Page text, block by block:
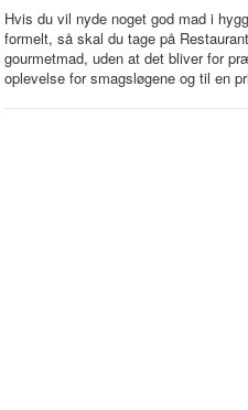
Hvis du vil nyde noget god mad i
formelt, så skal du tage på
gourmetmad, uden at det bliver for
oplevelse for smagsløgene og til en